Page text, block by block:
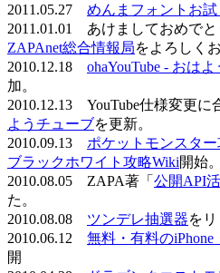
2011.05.27 めんまフォントお試
2011.01.01 あけましておめで
ZAPAnet総合情報局をよろしく
2010.12.18 ohaYouTube - おは
加。
2010.12.13 YouTube仕様変更に
ようチューブを更新。
2010.09.13 ポケットモンスタ
ブラックホワイト攻略Wiki開始。
2010.08.05 ZAPA著「 公開API
た。
2010.08.08 ツンデレ抽選器をリ
2010.06.12 無料・有料の
開